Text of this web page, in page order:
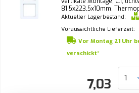
81,5x223,5x10mm.
Aktueller Lagerbestand:
Voraussichtliche Lieferzeit:
Vor Montag 21 Uhr
verschickt*
7,03